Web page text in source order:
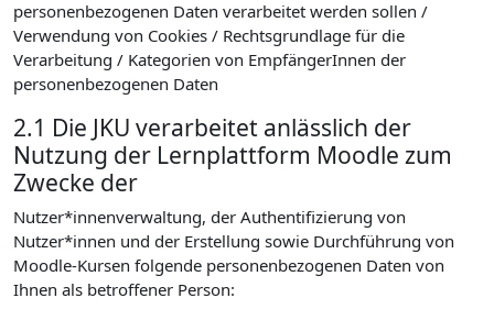
personenbezogenen Daten verarbeitet werden sollen /
Verwendung von Cookies / Rechtsgrundlage für die
Verarbeitung / Kategorien von EmpfängerInnen der
personenbezogenen Daten
2.1 Die JKU verarbeitet anlässlich der
Nutzung der Lernplattform Moodle zum
Zwecke der
Nutzer*innenverwaltung, der Authentifizierung von
Nutzer*innen und der Erstellung sowie Durchführung von
Moodle-Kursen folgende personenbezogenen Daten von
Ihnen als betroffener Person: